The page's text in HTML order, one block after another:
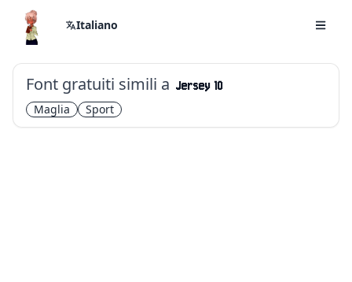
Italiano
Font gratuiti simili a Jersey 10
Maglia Sport